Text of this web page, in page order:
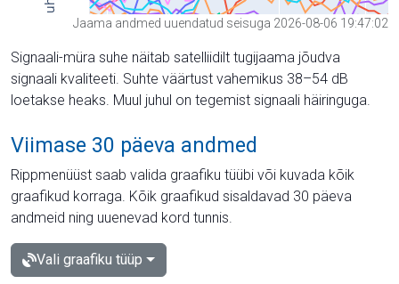
Jaama andmed uuendatud seisuga 2026-08-06 19:47:02
Signaali-müra suhe näitab satelliidilt tugijaama jõudva
signaali kvaliteeti. Suhte väärtust vahemikus 38–54 dB
loetakse heaks. Muul juhul on tegemist signaali häiringuga.
Viimase 30 päeva andmed
Rippmenüüst saab valida graafiku tüübi või kuvada kõik
graafikud korraga. Kõik graafikud sisaldavad 30 päeva
andmeid ning uuenevad kord tunnis.
Vali graafiku tüüp